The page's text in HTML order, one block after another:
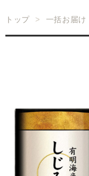
トップ 一括お届け